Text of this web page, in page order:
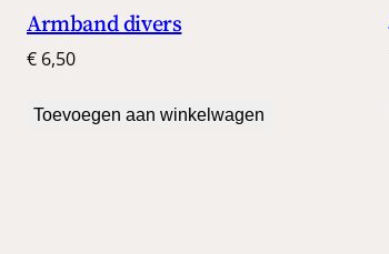
Armband divers
€ 6,50
Toevoegen aan winkelwagen